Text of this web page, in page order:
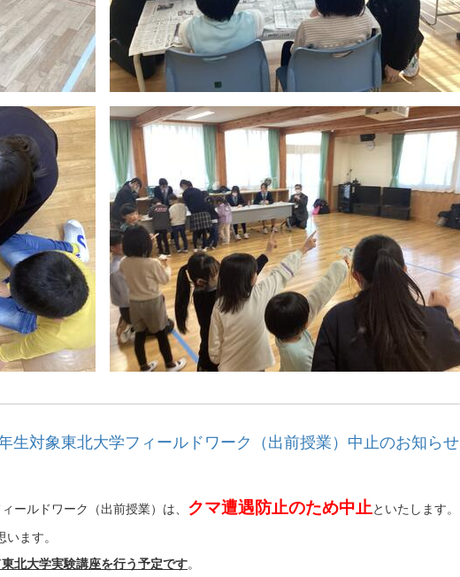
生対象東北大学フィールドワーク（出前授業）中止のお知らせ
ルドワーク（出前授業）は、 クマ遭遇防止のため中止といたします。
ます。
北大学実験講座を行う予定です。